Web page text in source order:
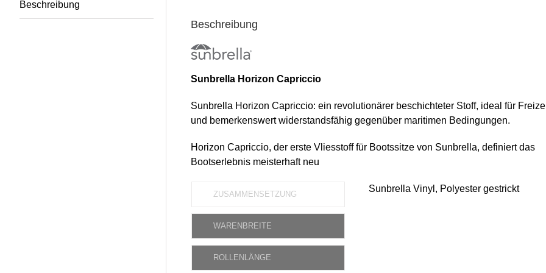
Beschreibung
Beschreibung
Sunbrella Horizon Capriccio
Sunbrella Horizon Capriccio: ein revolutionärer beschichteter Stoff, ideal für
und bemerkenswert widerstandsfähig gegenüber maritimen Bedingungen.
Horizon Capriccio, der erste Vliesstoff für Bootssitze von Sunbrella, definiert das
Bootserlebnis meisterhaft neu
ZUSAMMENSETZUNG
WARENBREITE
ROLLENLÄNGE
Sunbrella Vinyl, Polyester gestrickt